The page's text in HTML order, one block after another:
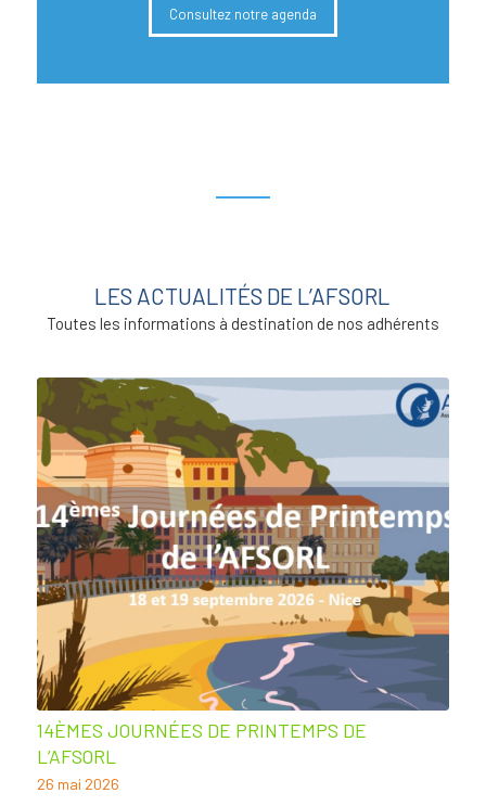
Consultez notre agenda
LES ACTUALITÉS DE L’AFSORL
Toutes les informations à destination de nos adhérents
14ÈMES JOURNÉES DE PRINTEMPS DE
L’AFSORL
26 mai 2026